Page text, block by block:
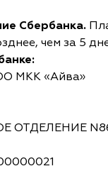
Сбербанка.
чем за 5
МКК «Айва»
ОТДЕЛЕНИЕ